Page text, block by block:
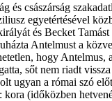
és császárság
egyetértésével
és Becket
Antelmust a
hogy
sőt nem riadt
ugyan a római szó
(időközben